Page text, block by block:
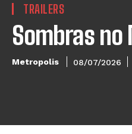
TRAILERS
Sombras
Metropolis 08/07/2026